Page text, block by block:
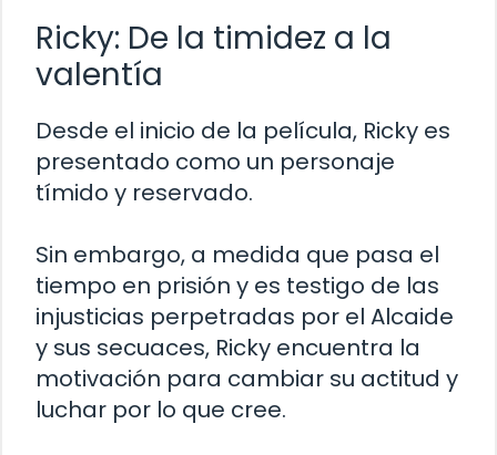
Ricky: De la timidez a la
valentía
Desde el inicio de la película, Ricky es
presentado como un personaje
tímido y reservado.
Sin embargo, a medida que pasa el
tiempo en prisión y es testigo de las
injusticias perpetradas por el Alcaide
y sus secuaces, Ricky encuentra la
motivación para cambiar su actitud y
luchar por lo que cree.